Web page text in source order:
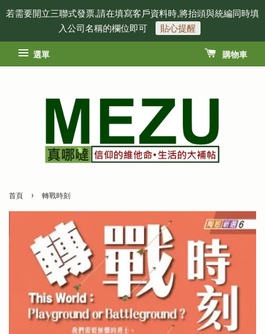
若需要開立三聯式發票,請在填寫客戶資料時,將抬頭與統編同時填
入公司名稱的欄位即可
貼心提醒
選單 購物車
首頁 › 轉戰時刻